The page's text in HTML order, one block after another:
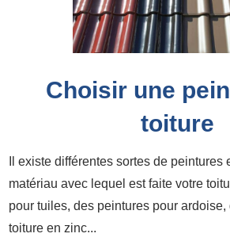
Choisir une
toiture
Il existe différentes sortes de peintures
matériau avec lequel est faite votre
pour tuiles, des peintures pour
toiture en zinc...